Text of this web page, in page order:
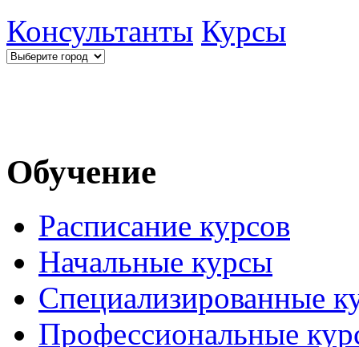
Консультанты Курсы
Обучение
Расписание курсов
Начальные курсы
Специализированные
Профессиональные